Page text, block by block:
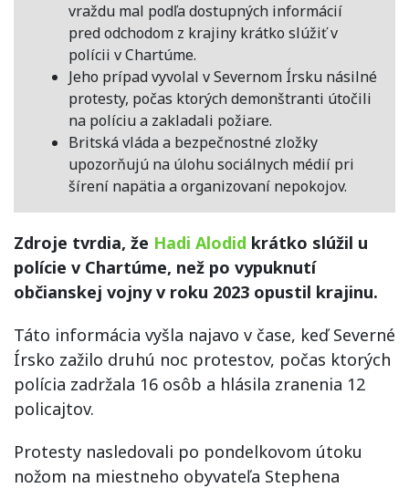
vraždu mal podľa dostupných informácií
pred odchodom z krajiny krátko slúžiť v
polícii v Chartúme.
Jeho prípad vyvolal v Severnom Írsku násilné
protesty, počas ktorých demonštranti útočili
na políciu a zakladali požiare.
Britská vláda a bezpečnostné zložky
upozorňujú na úlohu sociálnych médií pri
šírení napätia a organizovaní nepokojov.
Zdroje tvrdia, že Hadi Alodid krátko slúžil u
polície v Chartúme, než po vypuknutí
občianskej vojny v roku 2023 opustil krajinu.
Táto informácia vyšla najavo v čase, keď Severné
Írsko zažilo druhú noc protestov, počas ktorých
polícia zadržala 16 osôb a hlásila zranenia 12
policajtov.
Protesty nasledovali po pondelkovom útoku
nožom na miestneho obyvateľa Stephena